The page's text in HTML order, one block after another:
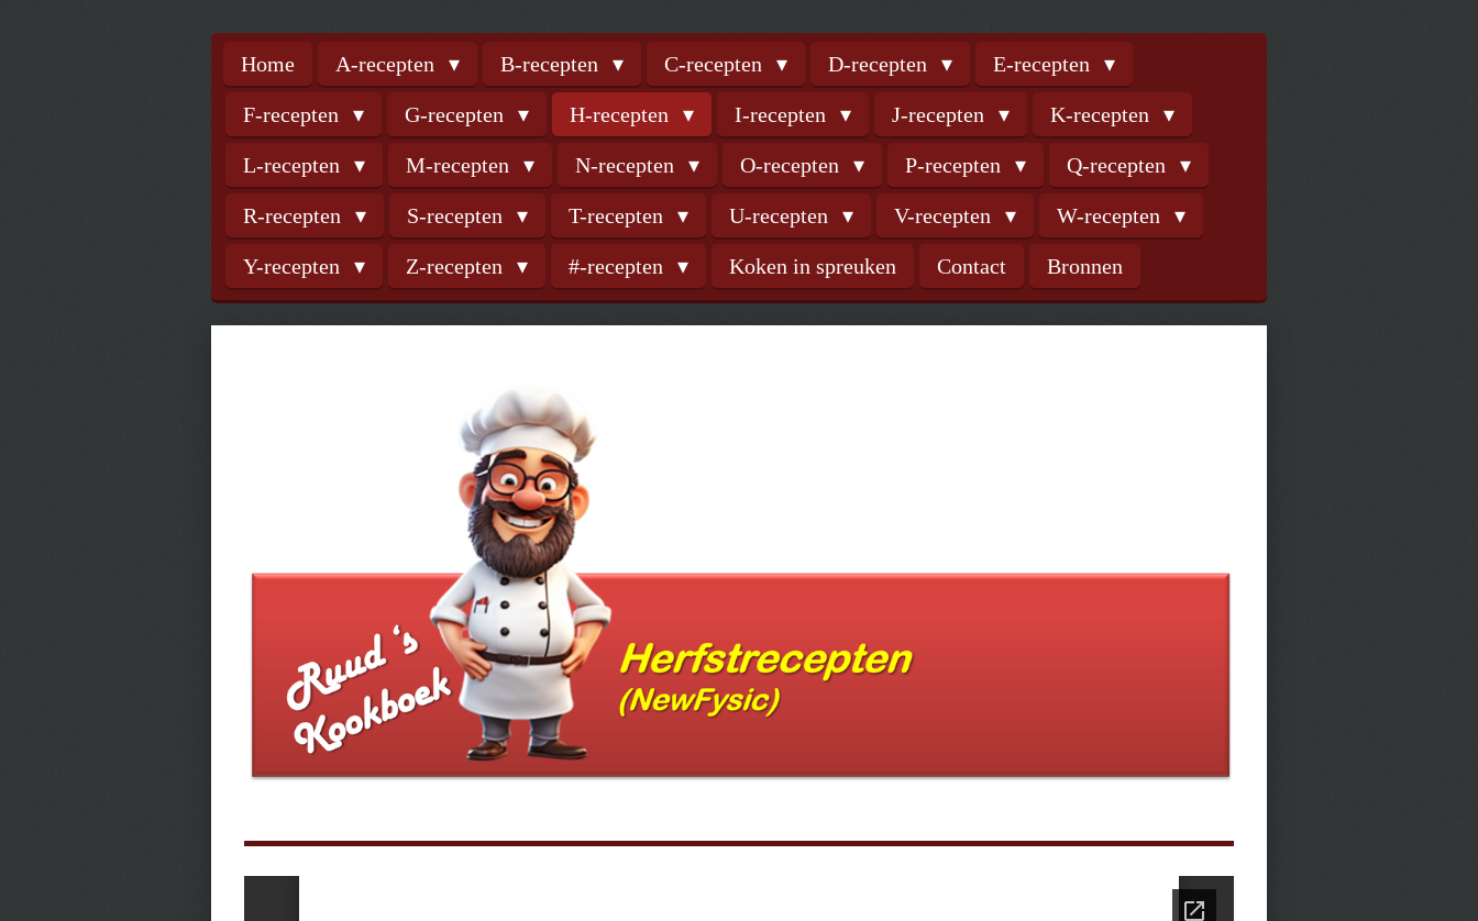
Home A-recepten B-recepten C-recepten D-recepten E-recepten
F-recepten G-recepten H-recepten I-recepten J-recepten K-recepten
L-recepten M-recepten N-recepten O-recepten P-recepten Q-recepten
R-recepten S-recepten T-recepten U-recepten V-recepten W-recepten
Y-recepten Z-recepten #-recepten Koken in spreuken Contact Bronnen